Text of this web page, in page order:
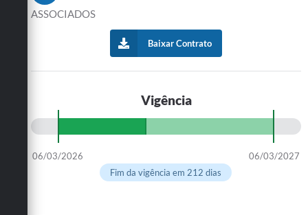
ASSOCIADOS
Baixar Contrato
Vigência
06/03/2026
06/03/2027
Fim da vigência em 212 dias